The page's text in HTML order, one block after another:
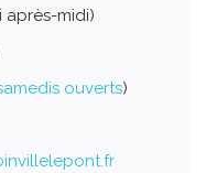
après-midi)
ouverts)